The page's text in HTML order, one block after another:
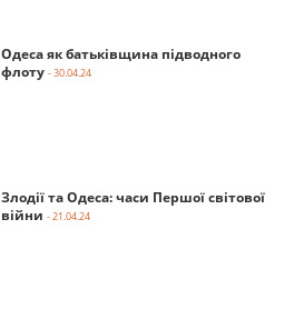
Одеса як батьківщина підводного
флоту - 30.04.24
Злодії та Одеса: часи Першої світової
війни - 21.04.24